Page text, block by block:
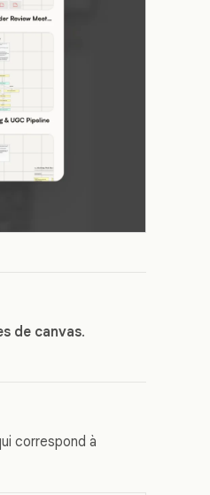
de canvas.
correspond à